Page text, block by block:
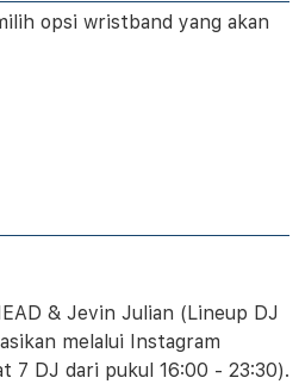
opsi wristband yang akan
& Jevin Julian (Lineup DJ
melalui Instagram
7 DJ dari pukul 16:00 - 23:30).